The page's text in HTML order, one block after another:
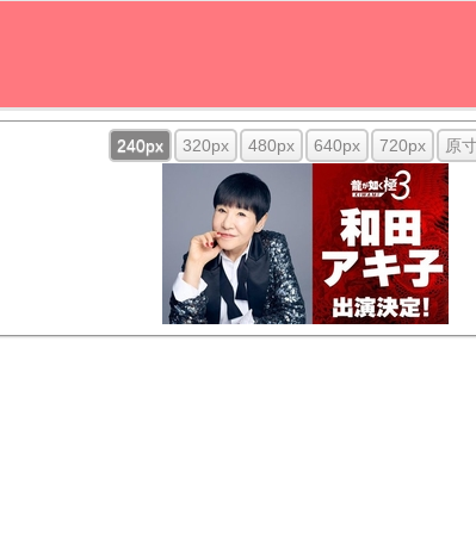
240px 320px 480px 640px 720px 原